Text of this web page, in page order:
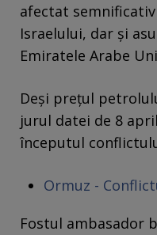
afectat
Israelului, dar și
Emiratele Arabe
Deși prețul
jurul datei de 8
începutul
Ormuz -
Fostul ambasador